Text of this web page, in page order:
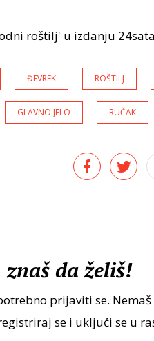
roštilj' u izdanju 24sata
ĐEVREK ROŠTILJ
GLAVNO JELO RUČAK
da želiš!
prijaviti se.
se i uključi se u